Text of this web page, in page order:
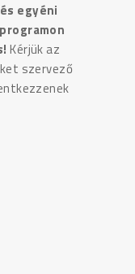
egyéni
Kérjük az
szervező